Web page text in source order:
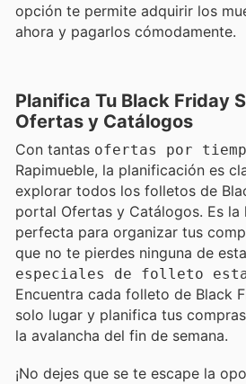
opción te permite adquirir los
ahora y pagarlos cómodamente.
Planifica Tu Black Friday
Ofertas y Catálogos
Con tantas ofertas por
Rapimueble, la planificación es
explorar todos los folletos de
portal Ofertas y Catálogos. Es la
perfecta para organizar tus
que no te pierdes ninguna de
especiales de folleto esta
Encuentra cada folleto de Black
solo lugar y planifica tus
la avalancha del fin de semana.
¡No dejes que se te escape la